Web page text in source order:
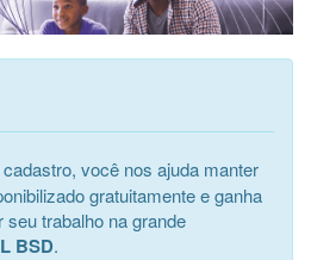
você nos ajuda manter
gratuitamente e ganha
trabalho na grande
BSD.